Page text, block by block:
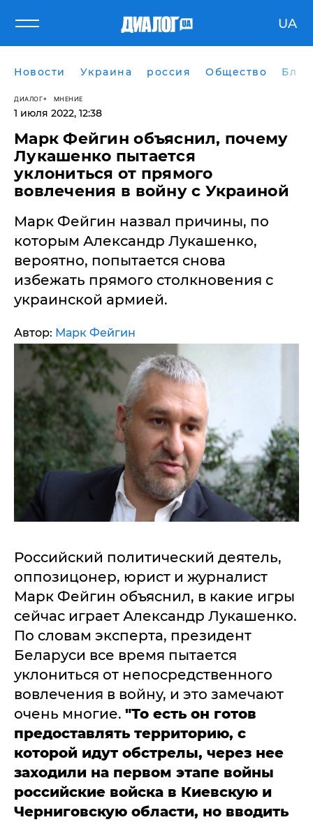
UA
Новости Украина россия Общество
ДИАЛОГ МНЕНИЕ
1 июля 2022, 12:38
Марк Фейгин объяснил, почему
Лукашенко пытается
уклониться от прямого
вовлечения в войну с Украиной
Марк Фейгин назвал причины, по
которым Александр Лукашенко,
вероятно, попытается снова
избежать прямого столкновения с
украинской армией.
Автор: Марк Фейгин
Российский политический деятель,
оппозицонер, юрист и журналист
Марк Фейгин объяснил, в какие игры
сейчас играет Александр Лукашенко.
По словам эксперта, президент
Беларуси все время пытается
уклониться от непосредственного
вовлечения в войну, и это замечают
очень многие. "То есть он готов
предоставлять территорию, с
которой идут обстрелы, через нее
заходили на первом этапе войны
российские войска в Киевскую и
Черниговскую области, но вводить